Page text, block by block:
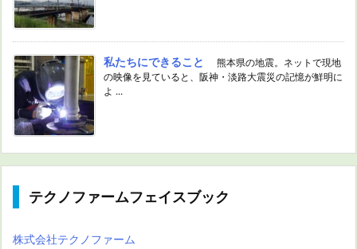
私たちにできること
熊本県の地震。ネットで現地
の映像を見ていると、阪神・淡路大震災の記憶が鮮明に
よ ...
テクノファームフェイスブック
株式会社テクノファーム